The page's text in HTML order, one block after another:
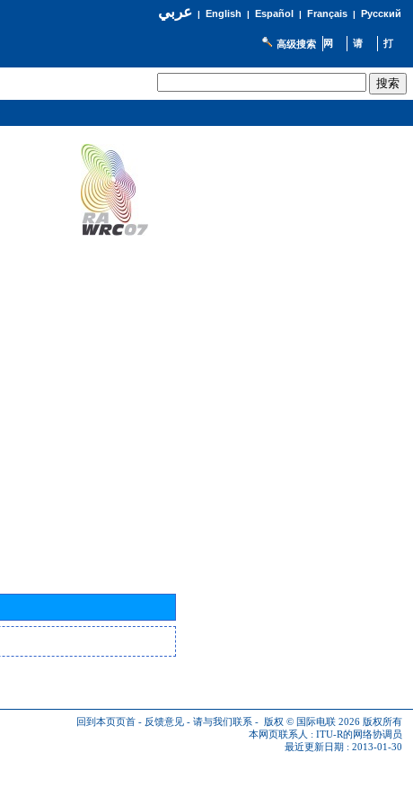
عربي| English | Español | Français| Русский
高级搜索
回到本页页首 - 反馈意见 - 请与我们联系 - 版权 © 国际电联 2026 版权所有
本网页联系人 : ITU-R的网络协调员
最近更新日期 : 2013-01-30